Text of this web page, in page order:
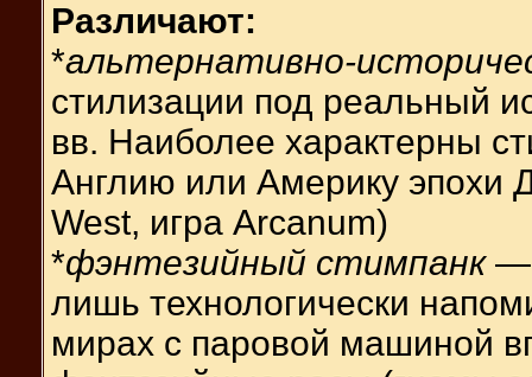
Различают:
*альтернативно-
стилизации под реальный
вв. Наиболее характерны
Англию или Америку эпохи
West, игра Arcanum)
*фэнтезийный стимпанк —
лишь технологически
мирах с паровой машиной